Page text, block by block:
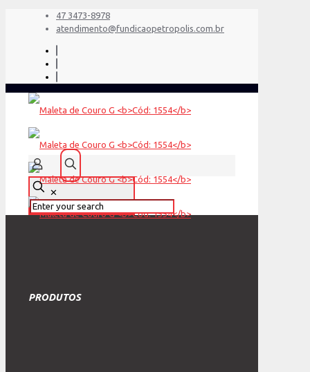
47 3473-8978
atendimento@fundicaopetropolis.com.br
✕
PRODUTOS